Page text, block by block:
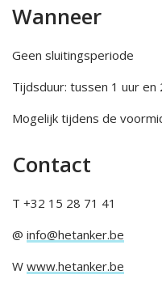
Wanneer
Geen sluitingsperiode
Tijdsduur: tussen 1 uur en
Mogelijk tijdens de
Contact
T +32 15 28 71 41
@ info@hetanker.be
W www.hetanker.be